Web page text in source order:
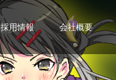
採用情報 会社概要